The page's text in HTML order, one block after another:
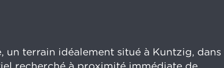
un terrain idéalement situé à Kuntzig, dans